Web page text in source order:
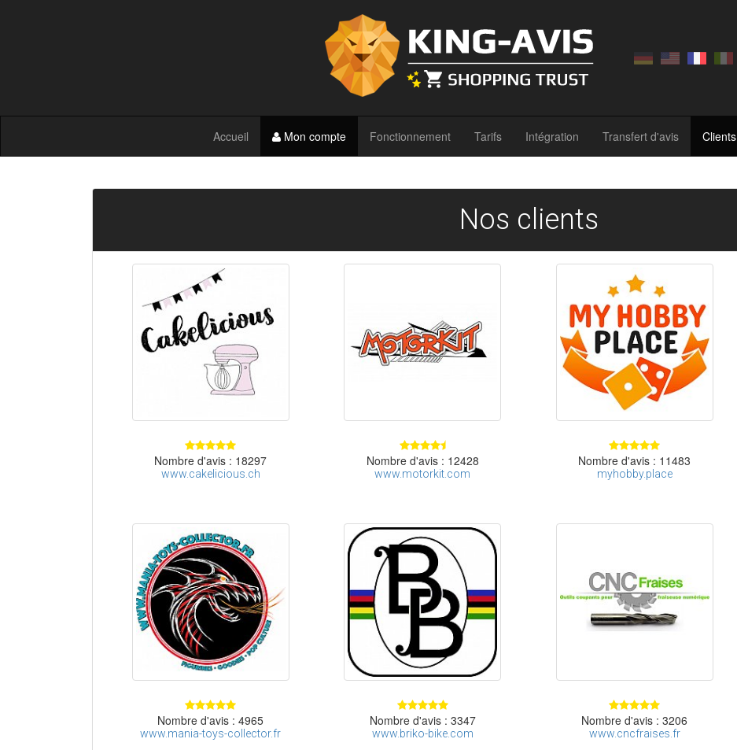
Accueil Mon compte Fonctionnement Tarifs Intégration Transfert d'avis Clients
Nos clients
Nombre d'avis : 18297
www.cakelicious.ch
Nombre d'avis : 12428
www.motorkit.com
Nombre d'avis : 11483
myhobby.place
Nombre d'avis : 4965
www.mania-toys-collector.fr
Nombre d'avis : 3347
www.briko-bike.com
Nombre d'avis : 3206
www.cncfraises.fr